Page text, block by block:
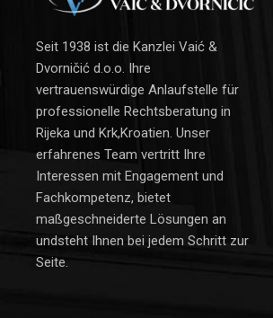
Seit 1938 ist die Kanzlei Vaić &
Dvorničić d.o.o. Ihre
vertrauenswürdige Anlaufstelle für
professionelle Rechtsberatung in
Rijeka und Krk,Kroatien. Unser
erfahrenes Team vertritt Ihre
Interessen mit Engagement und
Fachkompetenz, bietet
maßgeschneiderte Lösungen an
undsteht Ihnen bei jedem Schritt zur
Seite.